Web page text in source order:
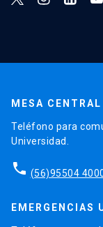
MESA CENTRAL
Teléfono para
Universidad.
phone (56)95504
EMERGENCIAS